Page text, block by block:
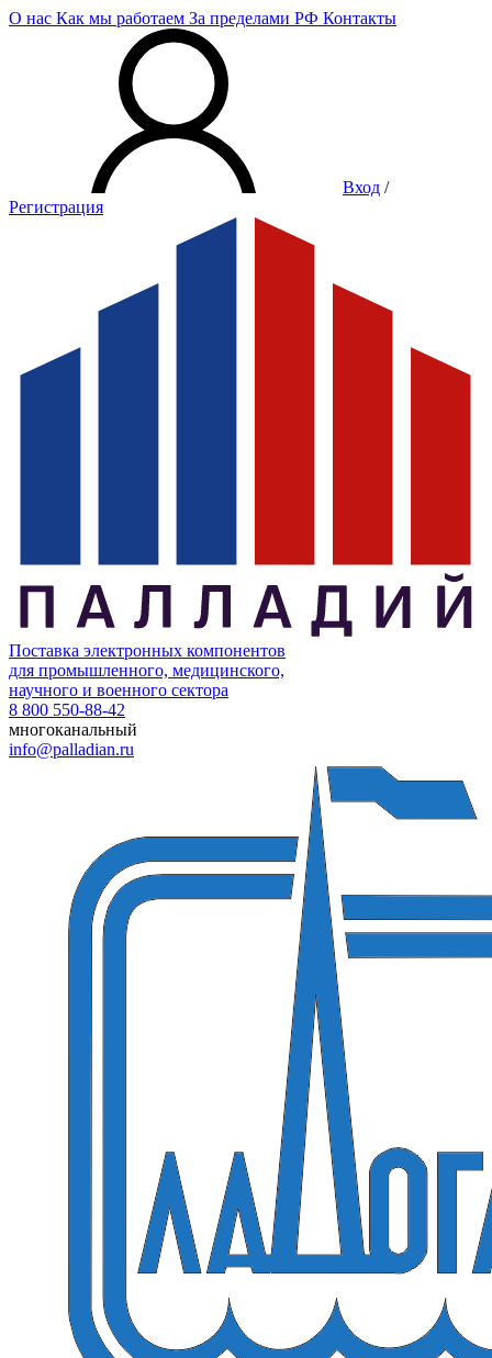
О нас Как мы работаем За пределами РФ Контакты
Вход /
Регистрация
Поставка электронных компонентов
для промышленного, медицинского,
научного и военного сектора
8 800 550-88-42
многоканальный
info@palladian.ru